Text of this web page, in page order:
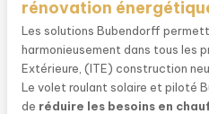
rénovation
Les solutions Bubendorff
harmonieusement dans tous les
Extérieure, (ITE) construction
Le volet roulant solaire et piloté
de réduire les besoins en